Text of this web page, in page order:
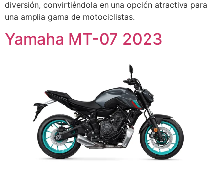
diversión, convirtiéndola en una opción atractiva para
una amplia gama de motociclistas.
Yamaha MT-07 2023